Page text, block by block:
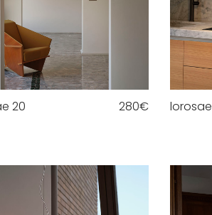
20 280€